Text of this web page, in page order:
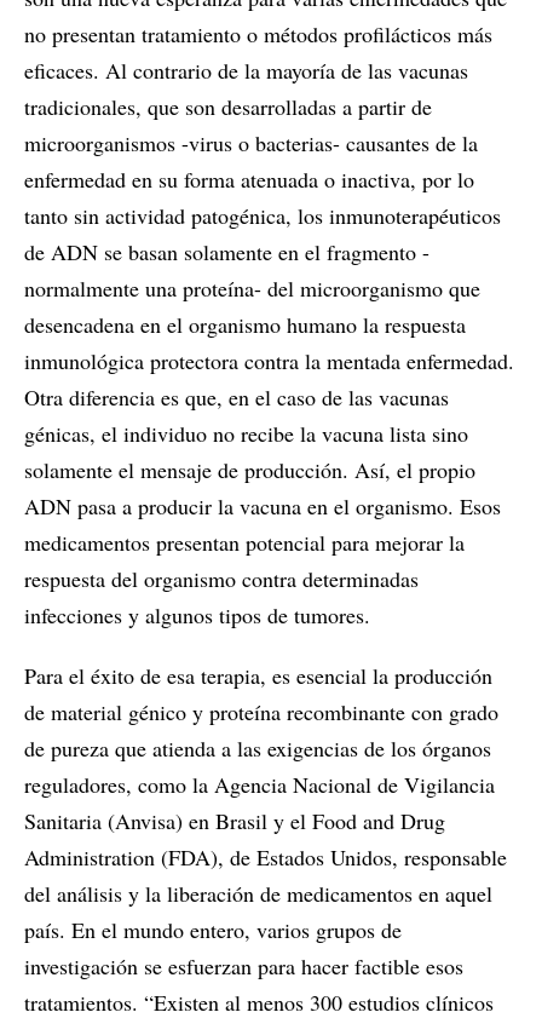
no presentan tratamiento o métodos profilácticos más
eficaces. Al contrario de la mayoría de las vacunas
tradicionales, que son desarrolladas a partir de
microorganismos -virus o bacterias- causantes de la
enfermedad en su forma atenuada o inactiva, por lo
tanto sin actividad patogénica, los inmunoterapéuticos
de ADN se basan solamente en el fragmento -
normalmente una proteína- del microorganismo que
desencadena en el organismo humano la respuesta
inmunológica protectora contra la mentada enfermedad.
Otra diferencia es que, en el caso de las vacunas
génicas, el individuo no recibe la vacuna lista sino
solamente el mensaje de producción. Así, el propio
ADN pasa a producir la vacuna en el organismo. Esos
medicamentos presentan potencial para mejorar la
respuesta del organismo contra determinadas
infecciones y algunos tipos de tumores.
Para el éxito de esa terapia, es esencial la producción
de material génico y proteína recombinante con grado
de pureza que atienda a las exigencias de los órganos
reguladores, como la Agencia Nacional de Vigilancia
Sanitaria (Anvisa) en Brasil y el Food and Drug
Administration (FDA), de Estados Unidos, responsable
del análisis y la liberación de medicamentos en aquel
país. En el mundo entero, varios grupos de
investigación se esfuerzan para hacer factible esos
tratamientos. “Existen al menos 300 estudios clínicos